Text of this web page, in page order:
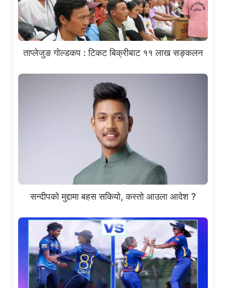
ताप्लेजुङ गोल्डकप : टिकट बिक्रीबाट ११ लाख सङ्कलन
सन्दीपको मुद्दामा बहस सकियो, कस्तो आउला आदेश ?